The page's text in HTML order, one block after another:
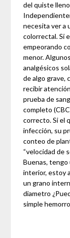
del quiste
necesita ver a
colorrectal. Si
empeorando
menor.
analgésicos
de algo grave,
recibir
prueba de
completo
correcto. Si el
infección, su
conteo de
“velocidad de
Buenas, tengo
interior, estoy
un grano
diametro
simple